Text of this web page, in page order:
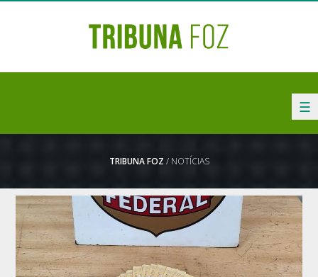
☰
TRIBUNA FOZ / NOTÍCIAS